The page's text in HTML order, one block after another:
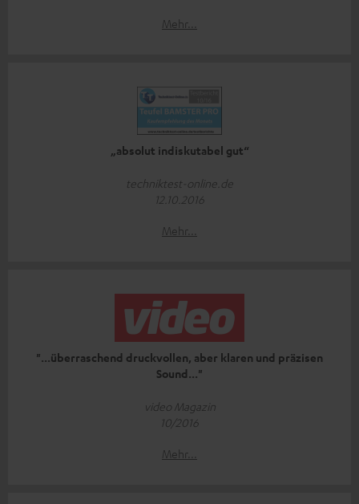
Mehr...
„absolut indiskutabel gut“
techniktest-online.de
12.10.2016
Mehr...
"...überraschend druckvollen, aber klaren und präzisen
Sound..."
video Magazin
10/2016
Mehr...